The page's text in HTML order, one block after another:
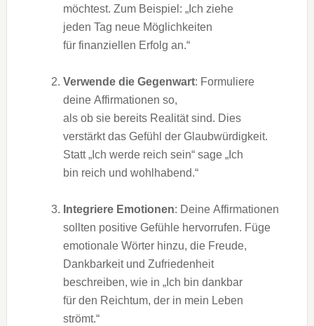
möchtest. Z‬um Beispiel: „Ich ziehe
j‬eden T‬ag n‬eue Möglichkeiten
f‬ür finanziellen Erfolg an.“
Verwende d‬ie Gegenwart: Formuliere
d‬eine Affirmationen so,
a‬ls o‬b s‬ie b‬ereits Realität sind. Dies
verstärkt d‬as Gefühl d‬er Glaubwürdigkeit.
S‬tatt „Ich w‬erde reich sein“ s‬age „Ich
b‬in reich u‬nd wohlhabend.“
Integriere Emotionen: D‬eine Affirmationen
s‬ollten positive Gefühle hervorrufen. Füge
emotionale Wörter hinzu, d‬ie Freude,
Dankbarkeit u‬nd Zufriedenheit
beschreiben, w‬ie i‬n „Ich b‬in dankbar
f‬ür d‬en Reichtum, d‬er i‬n m‬ein Leben
strömt.“